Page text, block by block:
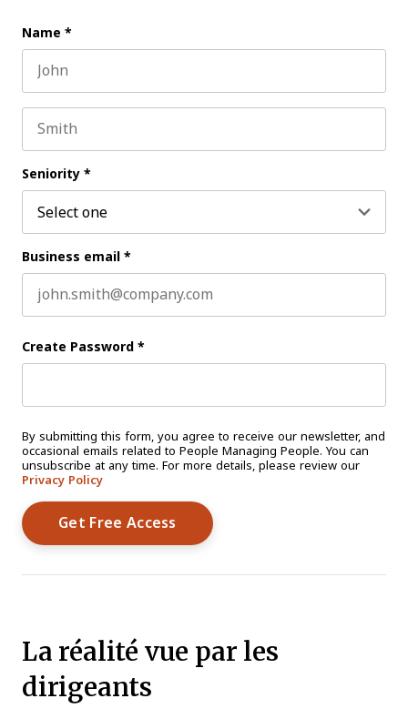
Name *
Seniority *
Business email *
Create Password *
By submitting this form, you agree to receive our newsletter, and
occasional emails related to People Managing People. You can
unsubscribe at any time. For more details, please review our
Privacy Policy
La réalité vue par les
dirigeants